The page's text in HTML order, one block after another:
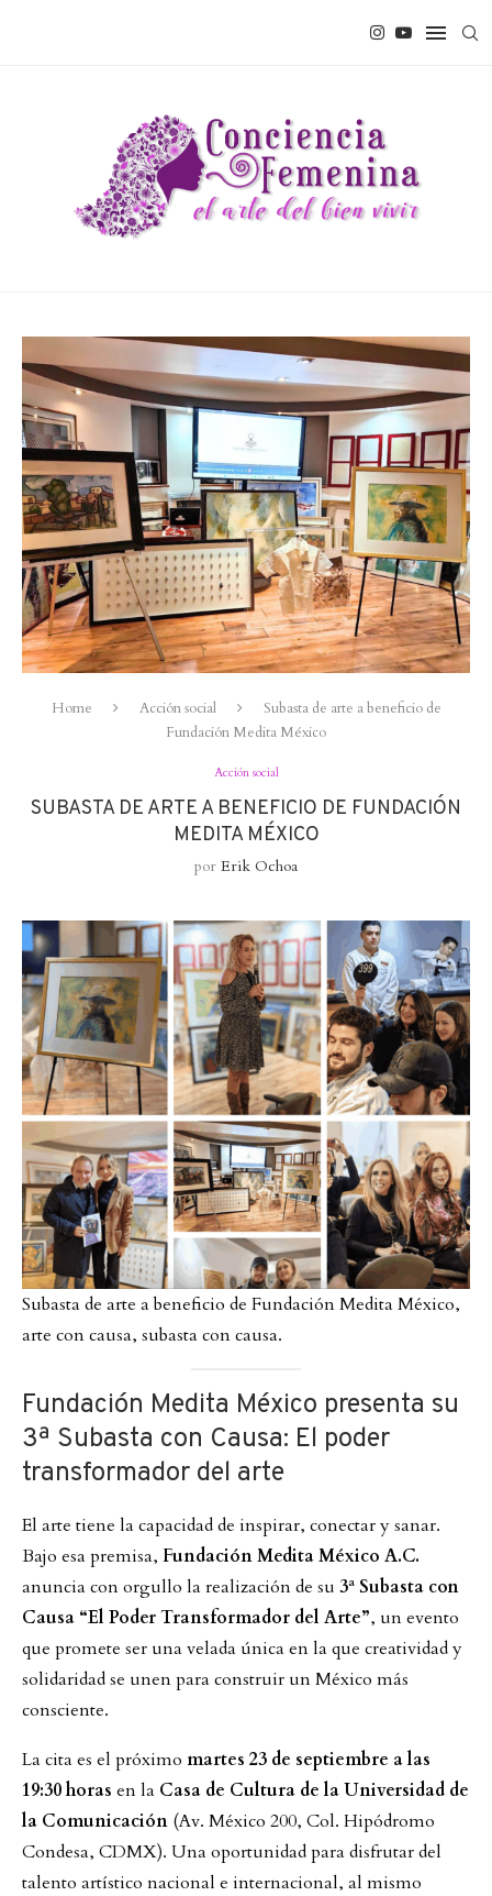
Home Acción social
Subasta de arte a beneficio de
Fundación Medita México
Acción social
SUBASTA DE ARTE A BENEFICIO DE FUNDACIÓN
MEDITA MÉXICO
por Erik Ochoa
Subasta de arte a beneficio de Fundación Medita México,
arte con causa, subasta con causa.
Fundación Medita México presenta su
3ª Subasta con Causa: El poder
transformador del arte
El arte tiene la capacidad de inspirar, conectar y sanar.
Bajo esa premisa, Fundación Medita México A.C.
anuncia con orgullo la realización de su 3ª Subasta con
Causa “El Poder Transformador del Arte”, un evento
que promete ser una velada única en la que creatividad y
solidaridad se unen para construir un México más
consciente.
La cita es el próximo martes 23 de septiembre a las
19:30 horas en la Casa de Cultura de la Universidad de
la Comunicación (Av. México 200, Col. Hipódromo
Condesa, CDMX). Una oportunidad para disfrutar del
talento artístico nacional e internacional, al mismo